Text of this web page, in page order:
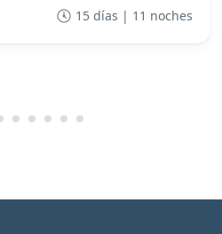
15 días | 11 noches